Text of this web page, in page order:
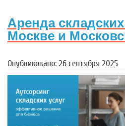
Аренда
Москве и
Опубликовано: 26 сентября 2025